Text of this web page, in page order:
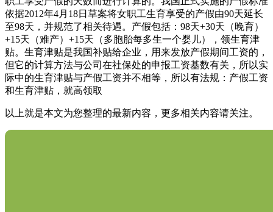
依据2012年4月18日草案将女职工生育享受的产假由90天延长
至98天，并规范了相关待遇。产假包括：98天+30天（晚育）
+15天（难产）+15天（多胞胎每多生一个婴儿），领生育津
贴。生育津贴是我国补贴给企业，用来发放产假期间工资的，
但它的计算方法与公司在社保处的申报工资基数有关，所以实
际中的生育津贴与产假工资并不相等，所以有法规：产假工资
和生育津贴，就高领取
以上就是本文为您整理的最新内容，更多相关内容请关注。